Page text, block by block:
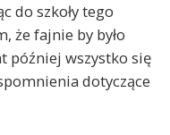
do szkoły tego
że fajnie by było
później wszystko się
dotyczące